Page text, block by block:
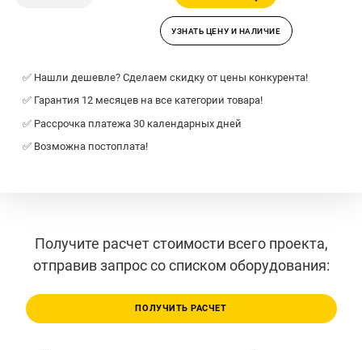
УЗНАТЬ ЦЕНУ И НАЛИЧИЕ
✅ Нашли дешевле? Сделаем скидку от цены конкурента!
✅ Гарантия 12 месяцев на все категории товара!
✅ Рассрочка платежа 30 календарных дней
✅ Возможна постоплата!
Получите расчет стоимости всего проекта,
отправив запрос со списком оборудования:
ПОЛУЧИТЬ РАСЧЕТ